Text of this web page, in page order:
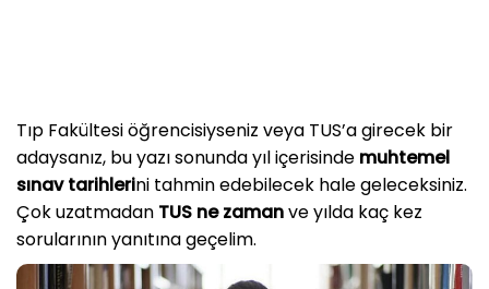
Tıp Fakültesi öğrencisiyseniz veya TUS’a girecek bir
adaysanız, bu yazı sonunda yıl içerisinde muhtemel
sınav tarihlerini tahmin edebilecek hale geleceksiniz.
Çok uzatmadan TUS ne zamanve yılda kaç kez
sorularının yanıtına geçelim.